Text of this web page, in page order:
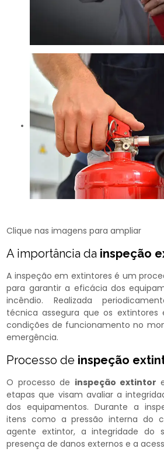
Clique nas imagens para ampliar
A importância da inspeção
A inspeção em extintores é um
para garantir a eficácia dos
incêndio. Realizada
técnica assegura que os
condições de funcionamento no
emergência.
Processo de inspeção
O processo de inspeção extintor
etapas que visam avaliar a
dos equipamentos. Durante a
itens como a pressão interna do
agente extintor, a integridade do
presença de danos externos e a